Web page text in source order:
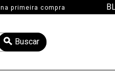
na primeira compra